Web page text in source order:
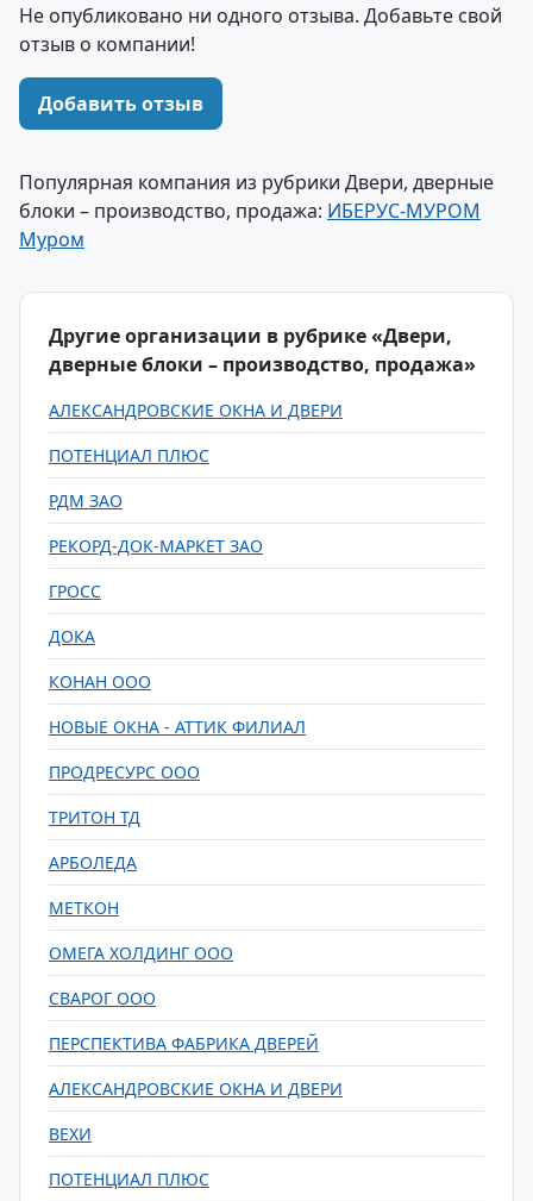
Не опубликовано ни одного отзыва. Добавьте свой
отзыв о компании!
Добавить отзыв
Популярная компания из рубрики Двери, дверные
блоки – производство, продажа: ИБЕРУС-МУРОМ
Муром
Другие организации в рубрике «Двери,
дверные блоки – производство, продажа»
АЛЕКСАНДРОВСКИЕ ОКНА И ДВЕРИ
ПОТЕНЦИАЛ ПЛЮС
РДМ ЗАО
РЕКОРД-ДОК-МАРКЕТ ЗАО
ГРОСС
ДОКА
КОНАН ООО
НОВЫЕ ОКНА - АТТИК ФИЛИАЛ
ПРОДРЕСУРС ООО
ТРИТОН ТД
АРБОЛЕДА
МЕТКОН
ОМЕГА ХОЛДИНГ ООО
СВАРОГ ООО
ПЕРСПЕКТИВА ФАБРИКА ДВЕРЕЙ
АЛЕКСАНДРОВСКИЕ ОКНА И ДВЕРИ
ВЕХИ
ПОТЕНЦИАЛ ПЛЮС